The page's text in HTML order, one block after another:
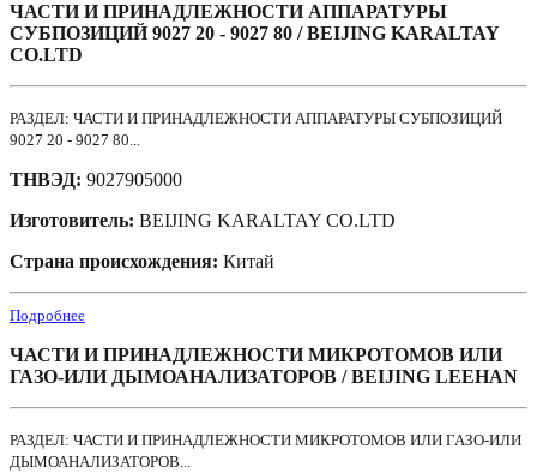
ЧАСТИ И ПРИНАДЛЕЖНОСТИ АППАРАТУРЫ
СУБПОЗИЦИЙ 9027 20 - 9027 80 / BEIJING KARALTAY
CO.LTD
РАЗДЕЛ: ЧАСТИ И ПРИНАДЛЕЖНОСТИ АППАРАТУРЫ СУБПОЗИЦИЙ
9027 20 - 9027 80...
ТНВЭД: 9027905000
Изготовитель: BEIJING KARALTAY CO.LTD
Страна происхождения: Китай
Подробнее
ЧАСТИ И ПРИНАДЛЕЖНОСТИ МИКРОТОМОВ ИЛИ
ГАЗО-ИЛИ ДЫМОАНАЛИЗАТОРОВ / BEIJING LEEHAN
РАЗДЕЛ: ЧАСТИ И ПРИНАДЛЕЖНОСТИ МИКРОТОМОВ ИЛИ ГАЗО-ИЛИ
ДЫМОАНАЛИЗАТОРОВ...